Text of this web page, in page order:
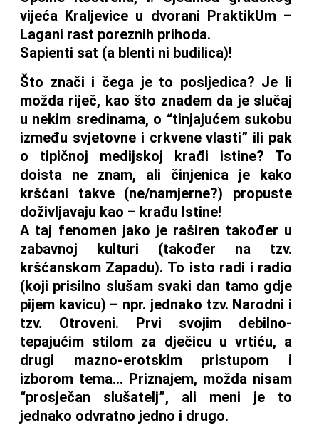
vijeća Kraljevice u dvorani PraktikUm –
Lagani rast poreznih prihoda.
Sapienti sat (a blenti ni budilica)!
Što znači i čega je to posljedica? Je li
možda riječ, kao što znadem da je slučaj
u nekim sredinama, o “tinjajućem sukobu
između svjetovne i crkvene vlasti” ili pak
o tipičnoj medijskoj krađi istine? To
doista ne znam, ali činjenica je kako
kršćani takve (ne/namjerne?) propuste
doživljavaju kao – krađu Istine!
A taj fenomen jako je raširen također u
zabavnoj kulturi (također na tzv.
kršćanskom Zapadu). To isto radi i radio
(koji prisilno slušam svaki dan tamo gdje
pijem kavicu) – npr. jednako tzv. Narodni i
tzv. Otroveni. Prvi svojim debilno-
tepajućim stilom za dječicu u vrtiću, a
drugi mazno-erotskim pristupom i
izborom tema… Priznajem, možda nisam
“prosječan slušatelj”, ali meni je to
jednako odvratno jedno i drugo.